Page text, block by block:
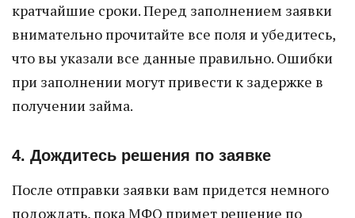
кратчайшие сроки. Перед заполнением заявки
внимательно прочитайте все поля и убедитесь,
что вы указали все данные правильно. Ошибки
при заполнении могут привести к задержке в
получении займа.
4. Дождитесь решения по заявке
После отправки заявки вам придется немного
подождать, пока МФО примет решение по